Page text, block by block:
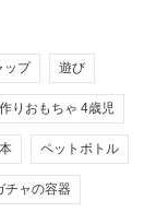
ップ 遊び
りおもちゃ 4歳児
ペットボトル
チャの容器